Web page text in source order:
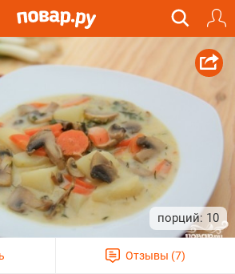
10